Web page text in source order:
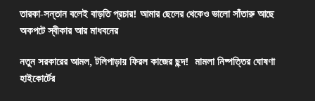
তারকা-সন্তান বলেই বাড়তি প্রচার! আমার ছেলের থেকেও ভালো সাঁতারু আছে
অকপটে স্বীকার আর মাধবনের
নতুন সরকারের আমল, টলিপাড়ায় ফিরল কাজের ছন্দ! মামলা নিষ্পত্তির ঘোষণা
হাইকোর্টের